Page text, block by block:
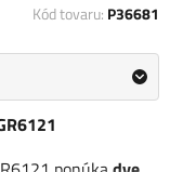
Kód tovaru: P36681